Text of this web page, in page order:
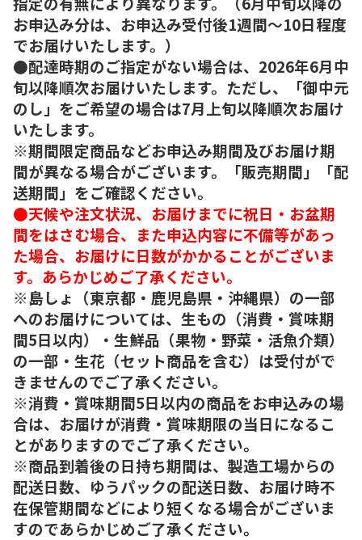
お申込み分は、お申込み受付後1週間～10日程度
でお届けいたします。）
●配達時期のご指定がない場合は、2026年6月中
旬以降順次お届けいたします。ただし、「御中元
のし」をご希望の場合は7月上旬以降順次お届け
いたします。
※期間限定商品などお申込み期間及びお届け期
間が異なる場合がございます。「販売期間」「配
送期間」をご確認ください。
●天候や注文状況、お届けまでに祝日・お盆期
間をはさむ場合、また申込内容に不備等があっ
た場合、お届けに日数がかかることがございま
す。あらかじめご了承ください。
※島しょ（東京都・鹿児島県・沖縄県）の一部
へのお届けについては、生もの（消費・賞味期
間5日以内）・生鮮品（果物・野菜・活魚介類）
の一部・生花（セット商品を含む）は受付がで
きませんのでご了承ください。
※消費・賞味期間5日以内の商品をお申込みの場
合は、お届けが消費・賞味期限の当日になるこ
とがありますのでご了承ください。
※商品到着後の日持ち期間は、製造工場からの
配送日数、ゆうパックの配送日数、お届け時不
在保管期間などにより短くなる場合がございま
すのであらかじめご了承ください。